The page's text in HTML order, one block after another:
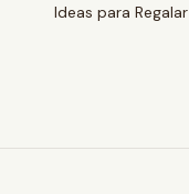
Ideas para Regalar